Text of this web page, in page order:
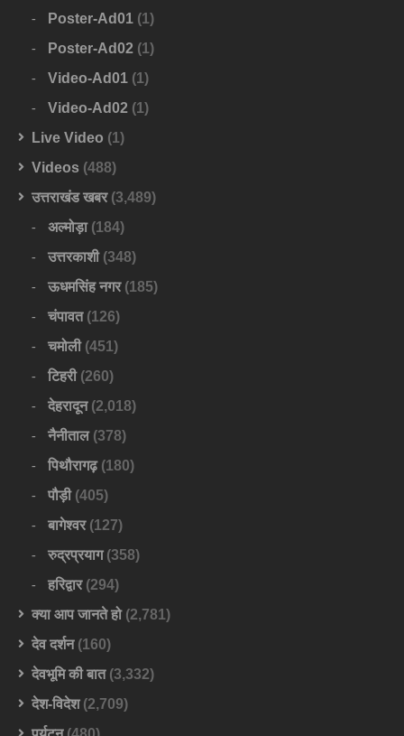
Poster-Ad01 (1)
Poster-Ad02 (1)
Video-Ad01 (1)
Video-Ad02 (1)
Live Video (1)
Videos (488)
उत्तराखंड खबर(3,489)
अल्मोड़ा(184)
उत्तरकाशी(348)
ऊधमसिंह नगर(185)
चंपावत(126)
चमोली(451)
टिहरी(260)
देहरादून(2,018)
नैनीताल(378)
पिथौरागढ़(180)
पौड़ी(405)
बागेश्वर(127)
रुद्रप्रयाग(358)
हरिद्वार(294)
क्या आप जानते हो(2,781)
देव दर्शन(160)
देवभूमि की बात(3,332)
देश-विदेश(2,709)